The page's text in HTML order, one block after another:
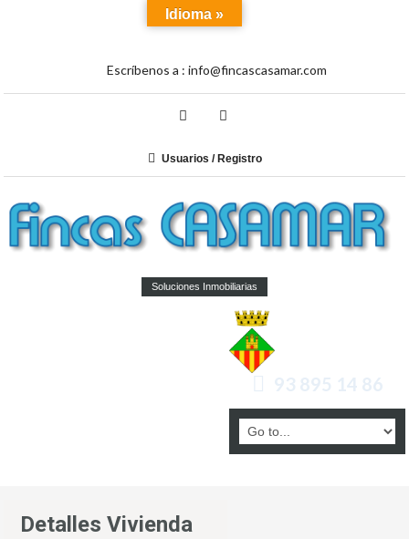
Escríbenos a : info@fincascasamar.com
Usuarios / Registro
Soluciones Inmobiliarias
93 895 14 86
Detalles Vivienda
Idioma »